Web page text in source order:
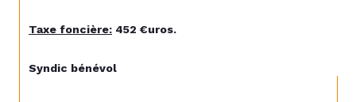
Taxe foncière: 452 €uros.
Syndic bénévol